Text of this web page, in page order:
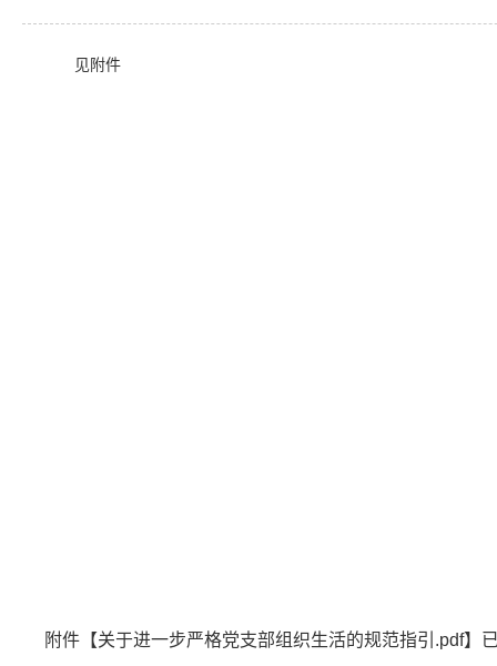
见附件
附件【关于进一步严格党支部组织生活的规范指引.pdf】